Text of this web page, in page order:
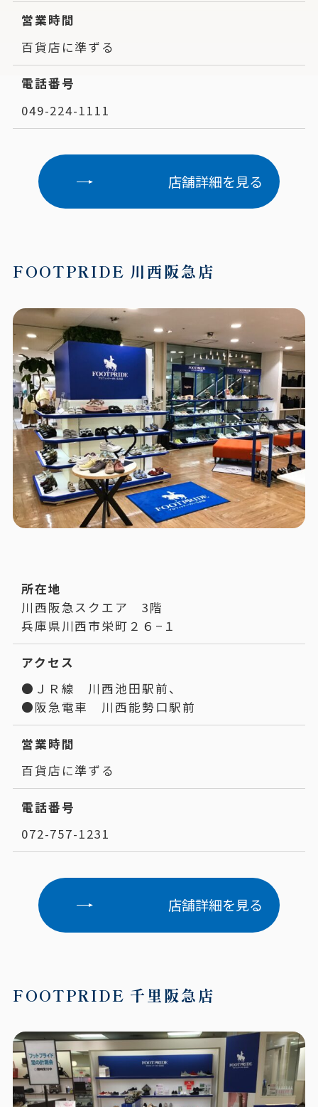
営業時間
百貨店に準ずる
電話番号
049-224-1111
店舗詳細を見る
FOOTPRIDE 川西阪急店
所在地
川西阪急スクエア 3階
兵庫県川西市栄町２６−１
アクセス
●ＪＲ線 川西池田駅前、
●阪急電車 川西能勢口駅前
営業時間
百貨店に準ずる
電話番号
072-757-1231
店舗詳細を見る
FOOTPRIDE 千里阪急店